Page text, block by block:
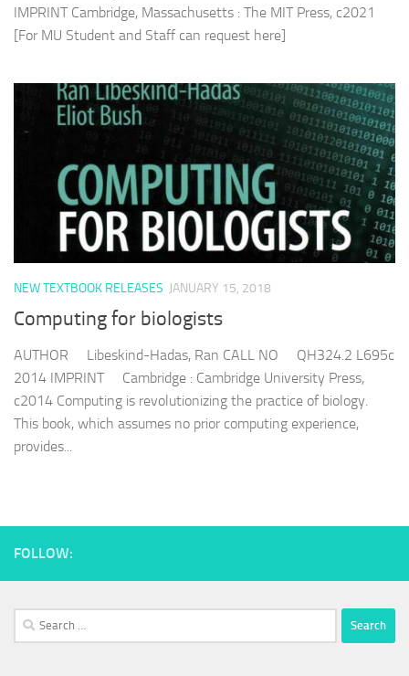
IMPRINT Cambridge, Massachusetts : The MIT Press, c2021
[For MU Student and Staff can request here]
NEW TEXTBOOK RELEASES JANUARY 15, 2018
Computing for biologists
AUTHOR Libeskind-Hadas, Ran CALL NO QH324.2 L695c
2014 IMPRINT Cambridge : Cambridge University Press,
c2014 Computing is revolutionizing the practice of biology.
This book, which assumes no prior computing experience,
provides...
FOLLOW:
Search
for: